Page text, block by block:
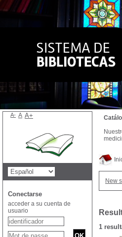
New
1
A- A A+
Conectarse
acceder a su cuenta de
usuario